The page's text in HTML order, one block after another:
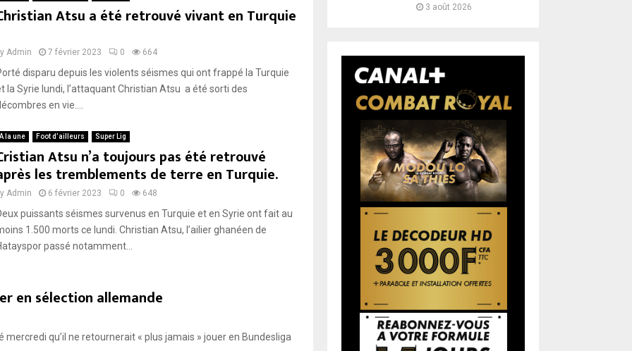
Atsu a été retrouvé vivant en Turquie
Admin 7 février 2023 0 664
disparu depuis les violents séismes qui ont frappé la Turquie
la Syrie lundi, l’attaquant Christian Atsu a été sorti des
en vie....
A la une Foot d’ailleurs Super Lig
Atsu n’a toujours pas été retrouvé
les tremblements de terre en Turquie.
Admin 6 février 2023 0 648
puissants séismes survenus en Turquie et en Syrie ont fait au
1.500 morts ce lundi. Christian Atsu, l’ailier ghanéen de
passé notamment...
en sélection allemande
qu’il ne retournerait « plus jamais » jouer en Bundesliga
3 août 2026